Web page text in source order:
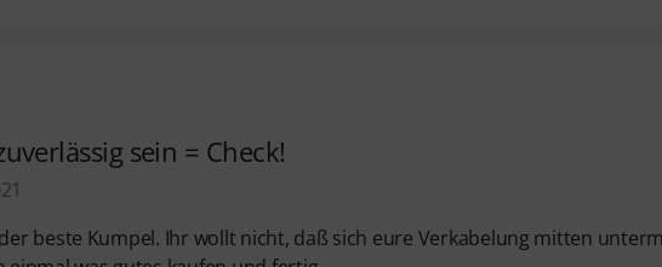
sein = Check!
beste Kumpel. Ihr wollt nicht, daß sich eure Verkabelung mitten unterm